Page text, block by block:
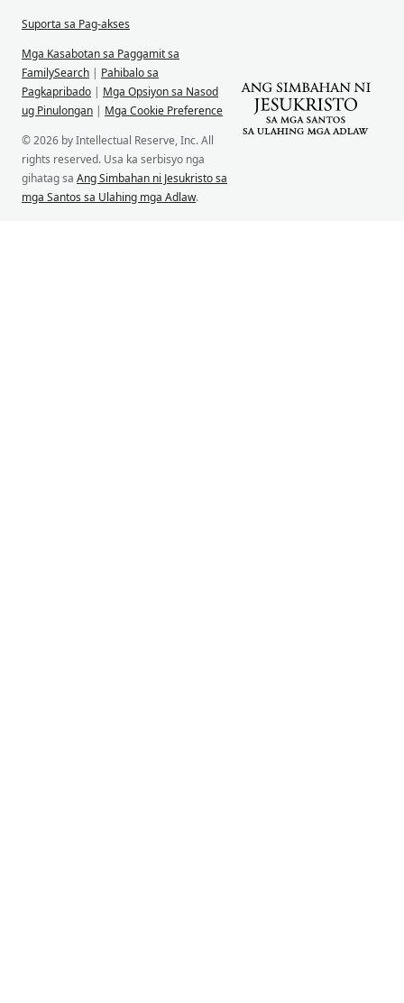
Suporta sa Pag-akses
Mga Kasabotan sa Paggamit sa
FamilySearch | Pahibalo sa
Pagkapribado | Mga Opsiyon sa Nasod
ug Pinulongan | Mga Cookie Preference
© 2026 by Intellectual Reserve, Inc. All
rights reserved. Usa ka serbisyo nga
gihatag sa Ang Simbahan ni Jesukristo sa
mga Santos sa Ulahing mga Adlaw.